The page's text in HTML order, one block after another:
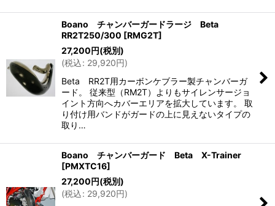
Boano チャンバーガードラージ Beta
RR2T250/300 [RMG2T]
27,200円(税別)
(税込: 29,920円)
Beta RR2T用カーボンケブラー製チャンバーガ
ード。 従来型（RM2T）よりもサイレンサージョ
イント方向へカバーエリアを拡大しています。 取
り付け用バンドがガードの上に見えないタイプの
取り…
Boano チャンバーガード Beta X-Trainer
[PMXTC16]
27,200円(税別)
(税込: 29,920円)